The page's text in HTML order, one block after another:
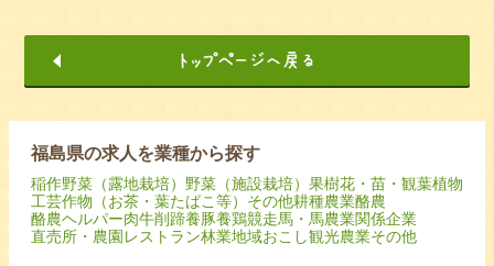
福島県の求人を業種から探す
稲作野菜（露地栽培） 野菜（施設栽培） 果樹花・苗・観葉植物
工芸作物（お茶・葉たばこ等） その他耕種農業酪農
酪農ヘルパー肉牛削蹄養豚養鶏競走馬・馬農業関係企業
直売所・農園レストラン林業地域おこし観光農業その他